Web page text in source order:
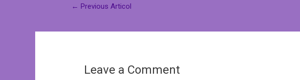
← Previous Articol
Leave a Comment